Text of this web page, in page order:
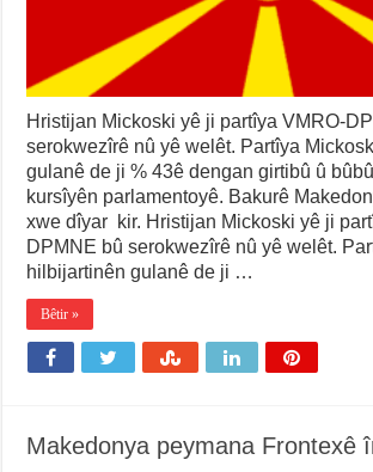
Hristijan Mickoski yê ji partîya VMRO-
serokwezîrê nû yê welêt. Partîya
gulanê de ji % 43ê dengan girtibû û
kursîyên parlamentoyê. Bakurê
xwe dîyar kir. Hristijan Mickoski yê ji
DPMNE bû serokwezîrê nû yê welêt.
hilbijartinên gulanê de ji …
Bêtir »
Makedonya peymana Frontexê